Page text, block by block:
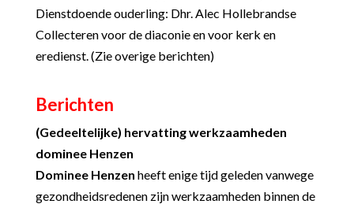
Dienstdoende ouderling: Dhr. Alec Hollebrandse
Collecteren voor de diaconie en voor kerk en
eredienst. (Zie overige berichten)
Berichten
(Gedeeltelijke) hervatting werkzaamheden
dominee Henzen
Dominee Henzen heeft enige tijd geleden vanwege
gezondheidsredenen zijn werkzaamheden binnen de